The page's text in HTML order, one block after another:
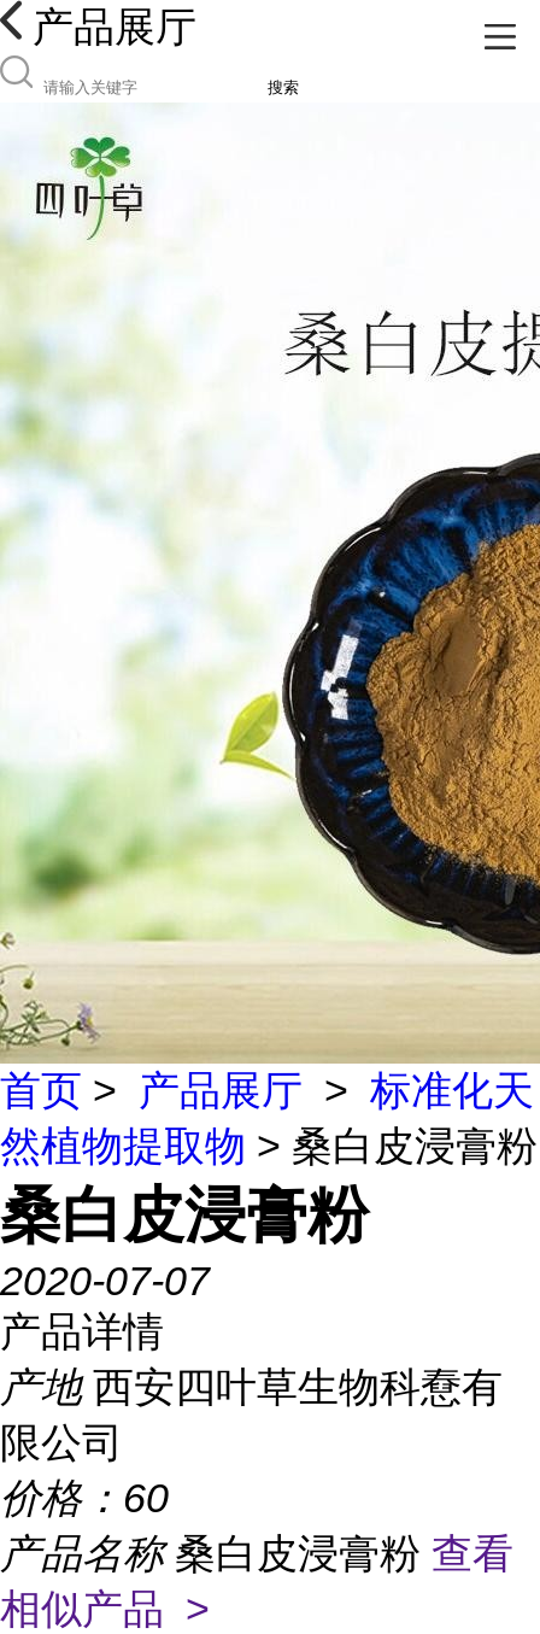
产品展厅
搜索
首页 > 产品展厅 > 标准化天
然植物提取物 > 桑白皮浸膏粉
桑白皮浸膏粉
2020-07-07
产品详情
产地 西安四叶草生物科憃有
限公司
价格： 60
产品名称桑白皮浸膏粉 查看
相似产品 >